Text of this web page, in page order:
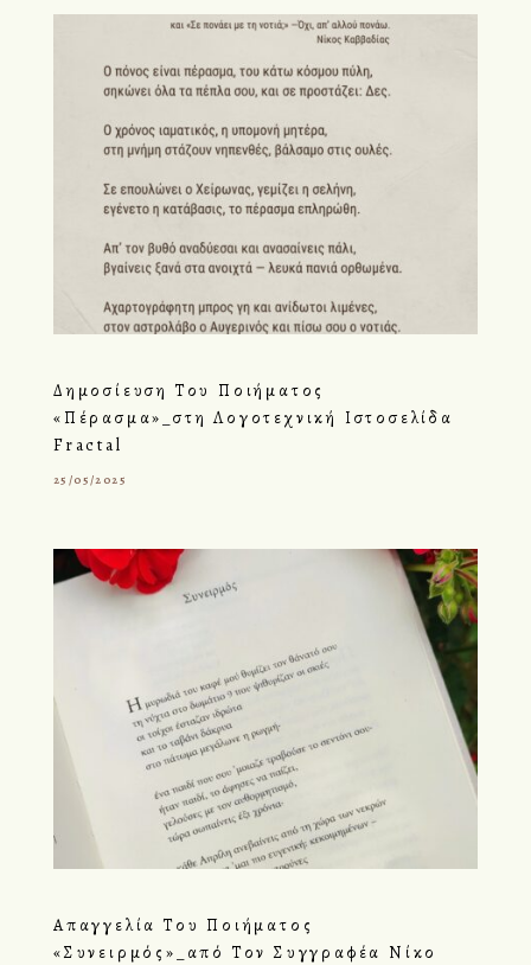
Δημοσίευση Του Ποιήματος
«Πέρασμα»_στη Λογοτεχνική Ιστοσελίδα
Fractal
25/05/2025
Απαγγελία Του Ποιήματος
«Συνειρμός»_από Τον Συγγραφέα Νίκο